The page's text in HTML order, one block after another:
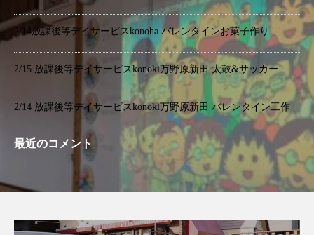
2/14放課後等デイサービスkonoha バレンタインお菓子作り
2/15 放課後等デイサービスkonoki万野原新田 太鼓&サッカー
2/14 放課後等デイサービスkonoki万野原新田 バレンタイン工作
最近のコメント